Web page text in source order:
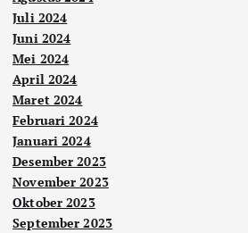
Juli 2024
Juni 2024
Mei 2024
April 2024
Maret 2024
Februari 2024
Januari 2024
Desember 2023
November 2023
Oktober 2023
September 2023